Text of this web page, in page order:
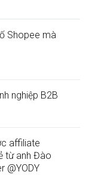
Shopee mà
nghiệp B2B
affiliate
từ anh Đào
@YODY